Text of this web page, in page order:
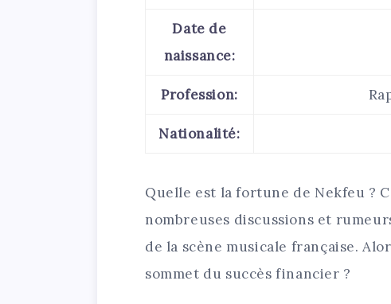
Date de
naissance:
Profession:
Nationalité:
Quelle est la fortune de Nekfeu ?
nombreuses discussions et
de la scène musicale française.
sommet du succès financier ?